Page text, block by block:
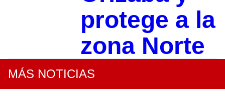
protege a la
zona Norte
MÁS NOTICIAS